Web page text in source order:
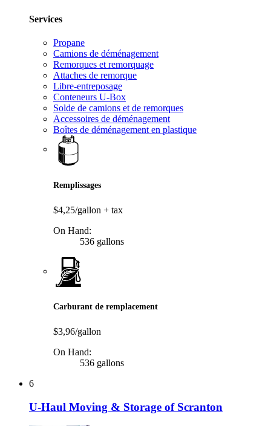
Services
Propane
Camions de déménagement
Remorques et remorquage
Attaches de remorque
Libre-entreposage
Conteneurs U-Box
Solde de camions et de remorques
Accessoires de déménagement
Boîtes de déménagement en plastique
Remplissages
$4,25/gallon + tax
On Hand:
536 gallons
Carburant de remplacement
$3,96/gallon
On Hand:
536 gallons
6
U-Haul Moving & Storage of Scranton